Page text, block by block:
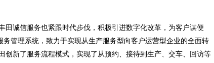
田诚信服务也紧跟时代步伐，积极引进数字化改革，为客户谋便
务管理系统，致力于实现从生产服务型向客户运营型企业的全面转
创新了服务流程模式，实现了从预约、接待到生产、交车、回访等